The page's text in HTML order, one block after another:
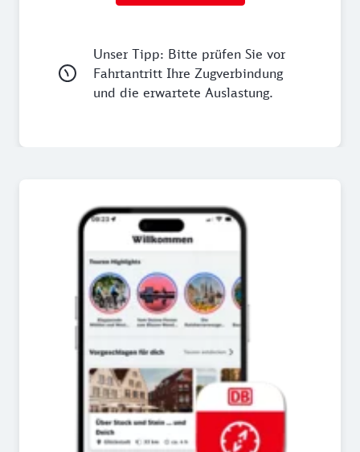
Unser Tipp: Bitte prüfen Sie vor
Fahrtantritt Ihre Zugverbindung
und die erwartete Auslastung.